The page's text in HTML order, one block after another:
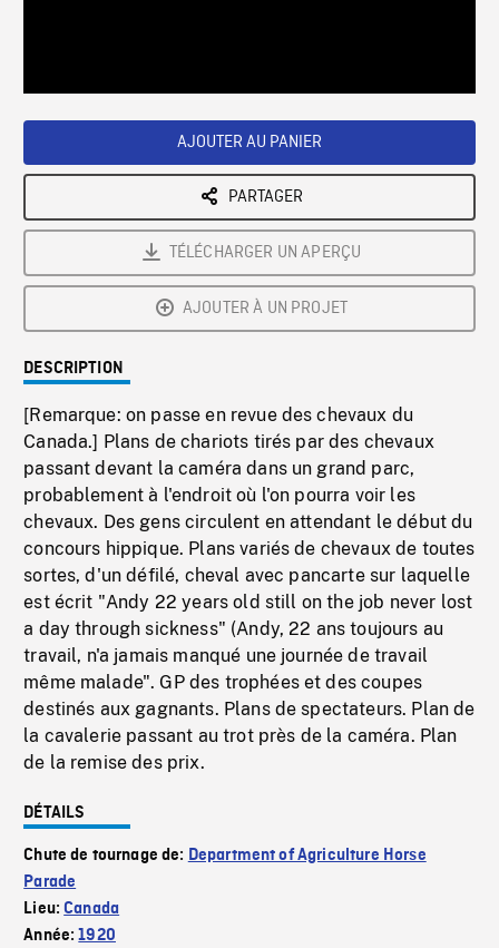
AJOUTER AU PANIER
PARTAGER
TÉLÉCHARGER UN APERÇU
AJOUTER À UN PROJET
DESCRIPTION
[Remarque: on passe en revue des chevaux du
Canada.] Plans de chariots tirés par des chevaux
passant devant la caméra dans un grand parc,
probablement à l'endroit où l'on pourra voir les
chevaux. Des gens circulent en attendant le début du
concours hippique. Plans variés de chevaux de toutes
sortes, d'un défilé, cheval avec pancarte sur laquelle
est écrit "Andy 22 years old still on the job never lost
a day through sickness" (Andy, 22 ans toujours au
travail, n'a jamais manqué une journée de travail
même malade". GP des trophées et des coupes
destinés aux gagnants. Plans de spectateurs. Plan de
la cavalerie passant au trot près de la caméra. Plan
de la remise des prix.
DÉTAILS
Chute de tournage de: Department of Agriculture Horse
Parade
Lieu:Canada
Année:1920